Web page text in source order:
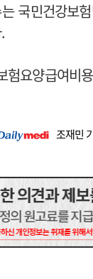
국민건강보
요양급여비
조재민